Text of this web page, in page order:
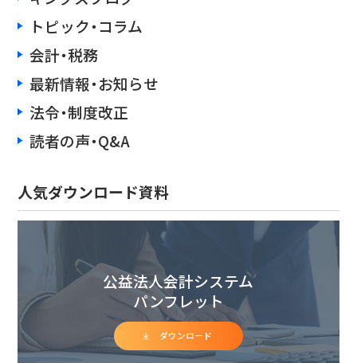
トピック・コラム
会計・税務
最新情報・お知らせ
法令・制度改正
読者の声・Q&A
人気ダウンロード資料
公益法人会計システム
パンフレット
ダウンロード